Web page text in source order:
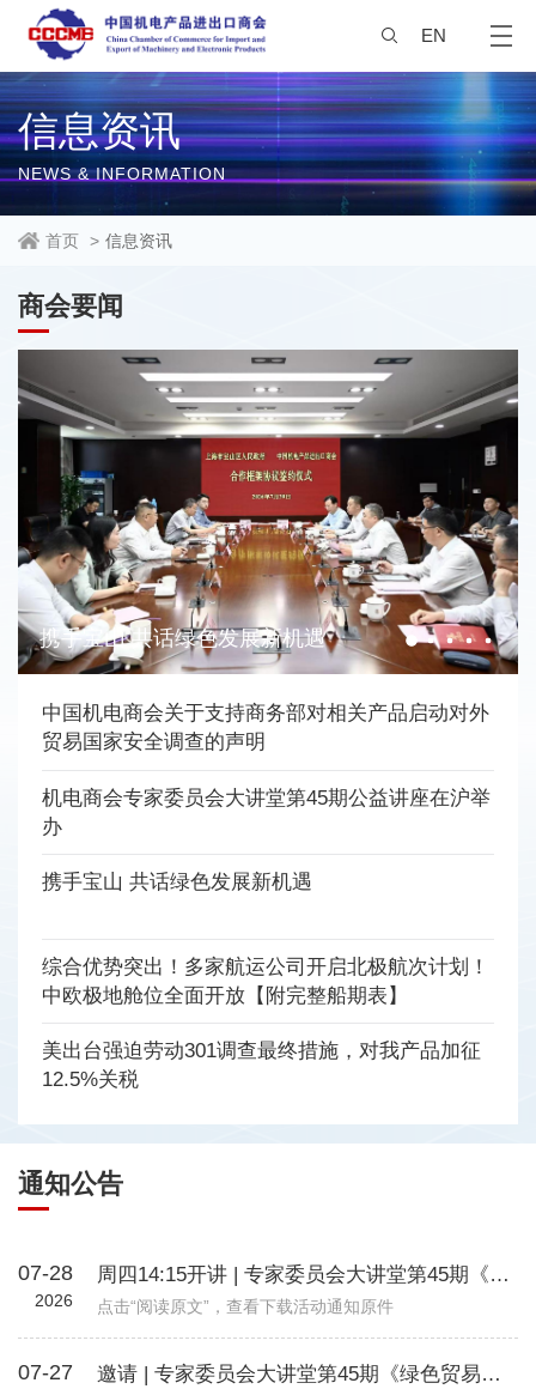
EN
信息资讯
NEWS & INFORMATION
首页 > 信息资讯
商会要闻
携手宝山 共话绿色发展新机遇
中国机电商会关于支持商务部对相关产品启动对外
贸易国家安全调查的声明
机电商会专家委员会大讲堂第45期公益讲座在沪举
办
携手宝山 共话绿色发展新机遇
综合优势突出！多家航运公司开启北极航次计划！
中欧极地舱位全面开放【附完整船期表】
美出台强迫劳动301调查最终措施，对我产品加征
12.5%关税
通知公告
07-28
2026
周四14:15开讲 | 专家委员会大讲堂第45期《绿色贸易时代下的企业碳管理升级路径—从合规到竞争力》
点击“阅读原文”，查看下载活动通知原件
07-27 邀请 | 专家委员会大讲堂第45期《绿色贸易时代下的企业碳管理升级路径—从合规到竞争力》